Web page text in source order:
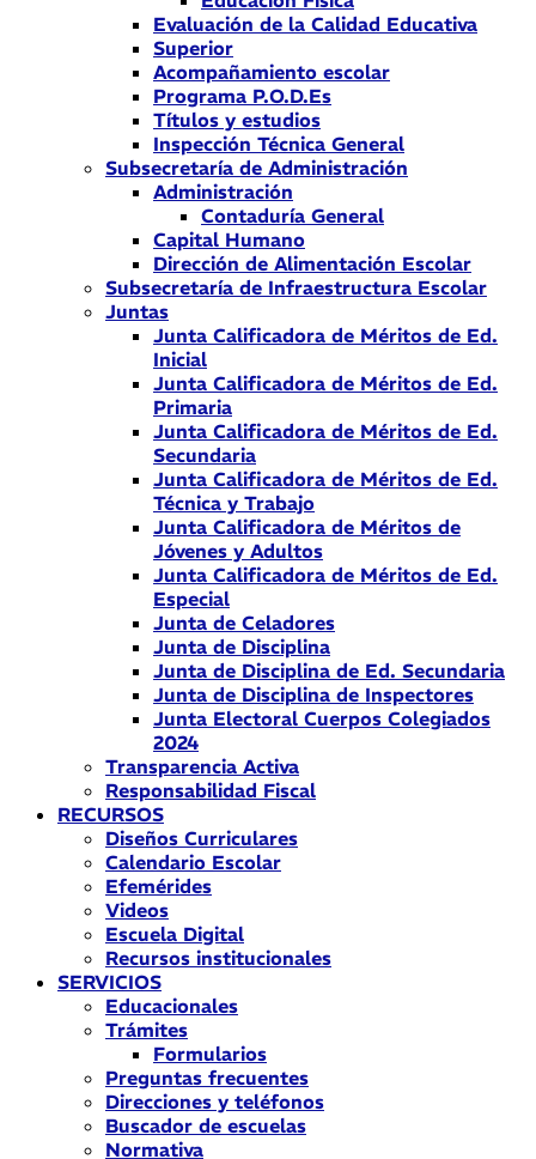
Evaluación de la Calidad Educativa
Superior
Acompañamiento escolar
Programa P.O.D.Es
Títulos y estudios
Inspección Técnica General
Subsecretaría de Administración
Administración
Contaduría General
Capital Humano
Dirección de Alimentación Escolar
Subsecretaría de Infraestructura Escolar
Juntas
Junta Calificadora de Méritos de Ed.
Inicial
Junta Calificadora de Méritos de Ed.
Primaria
Junta Calificadora de Méritos de Ed.
Secundaria
Junta Calificadora de Méritos de Ed.
Técnica y Trabajo
Junta Calificadora de Méritos de
Jóvenes y Adultos
Junta Calificadora de Méritos de Ed.
Especial
Junta de Celadores
Junta de Disciplina
Junta de Disciplina de Ed. Secundaria
Junta de Disciplina de Inspectores
Junta Electoral Cuerpos Colegiados
2024
Transparencia Activa
Responsabilidad Fiscal
RECURSOS
Diseños Curriculares
Calendario Escolar
Efemérides
Videos
Escuela Digital
Recursos institucionales
SERVICIOS
Educacionales
Trámites
Formularios
Preguntas frecuentes
Direcciones y teléfonos
Buscador de escuelas
Normativa